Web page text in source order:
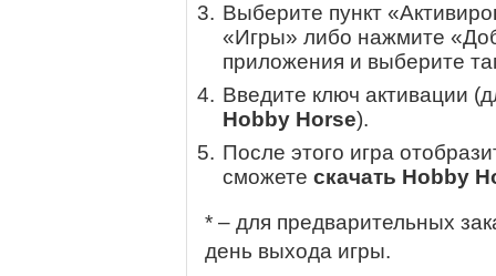
Выберите пункт
«Игры» либо нажмите
приложения и выберите
Введите ключ активации
Hobby Horse).
После этого игра
сможете скачать Hobby
* – для предварительных
день выхода игры.